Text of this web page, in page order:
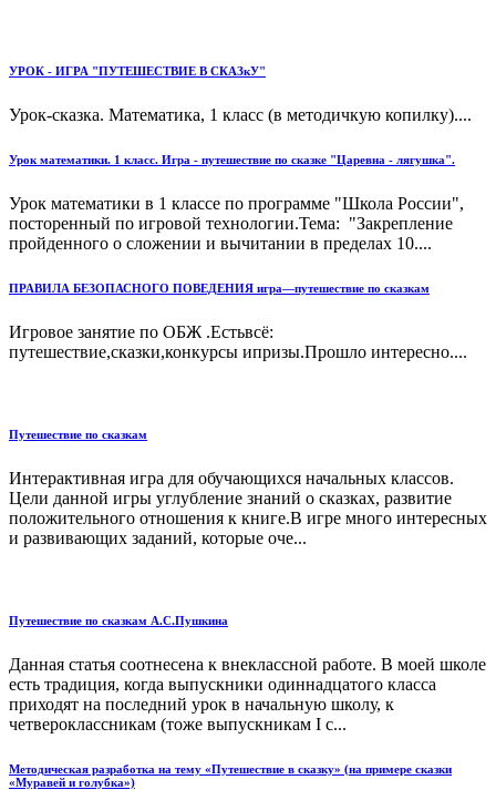
УРОК - ИГРА "ПУТЕШЕСТВИЕ В СКАЗкУ"
Урок-сказка. Математика, 1 класс (в методичкую копилку)....
Урок математики. 1 класс. Игра - путешествие по сказке "Царевна - лягушка".
Урок математики в 1 классе по программе "Школа России",
посторенный по игровой технологии.Тема: "Закрепление
пройденного о сложении и вычитании в пределах 10....
ПРАВИЛА БЕЗОПАСНОГО ПОВЕДЕНИЯ игра—путешествие по сказкам
Игровое занятие по ОБЖ .Естьвсё:
путешествие,сказки,конкурсы ипризы.Прошло интересно....
Путешествие по сказкам
Интерактивная игра для обучающихся начальных классов.
Цели данной игры углубление знаний о сказках, развитие
положительного отношения к книге.В игре много интересных
и развивающих заданий, которые оче...
Путешествие по сказкам А.С.Пушкина
Данная статья соотнесена к внеклассной работе. В моей школе
есть традиция, когда выпускники одиннадцатого класса
приходят на последний урок в начальную школу, к
четвероклассникам (тоже выпускникам I с...
Методическая разработка на тему «Путешествие в сказку» (на примере сказки
«Муравей и голубка»)